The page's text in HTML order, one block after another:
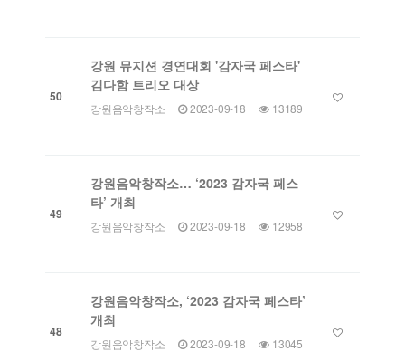
50
강원 뮤지션 경연대회 '감자국 페스타'
김다함 트리오 대상
강원음악창작소 2023-09-18 13189
49
강원음악창작소… ‘2023 감자국 페스
타’ 개최
강원음악창작소 2023-09-18 12958
48
강원음악창작소, ‘2023 감자국 페스타’
개최
강원음악창작소 2023-09-18 13045